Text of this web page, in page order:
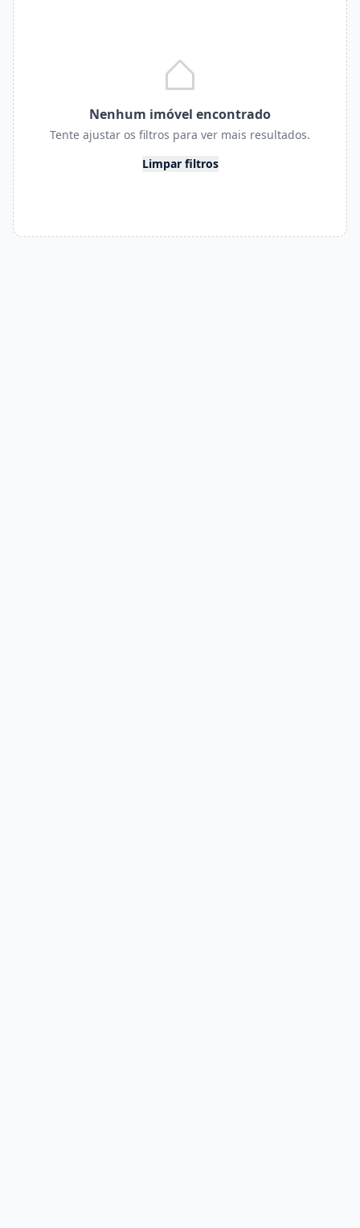
Nenhum imóvel encontrado
Tente ajustar os filtros para ver mais resultados.
Limpar filtros